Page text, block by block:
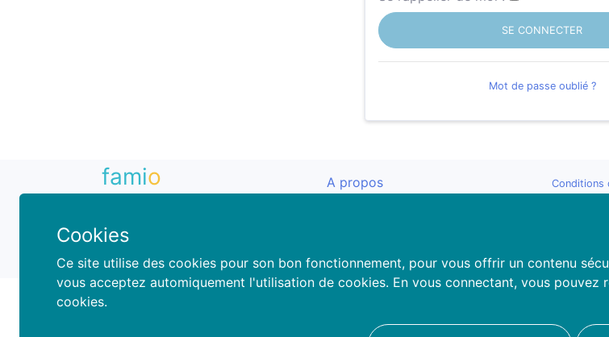
Cookies
Ce site utilise des cookies pour son bon fonctionnement, pour vous offrir un contenu
vous acceptez automiquement l'utilisation de cookies. En vous connectant, vous
cookies.
SE CONNECTER
Mot de passe oublié ?
famio
hello@famio.be
A propos
Conditions
© 2026 Famio